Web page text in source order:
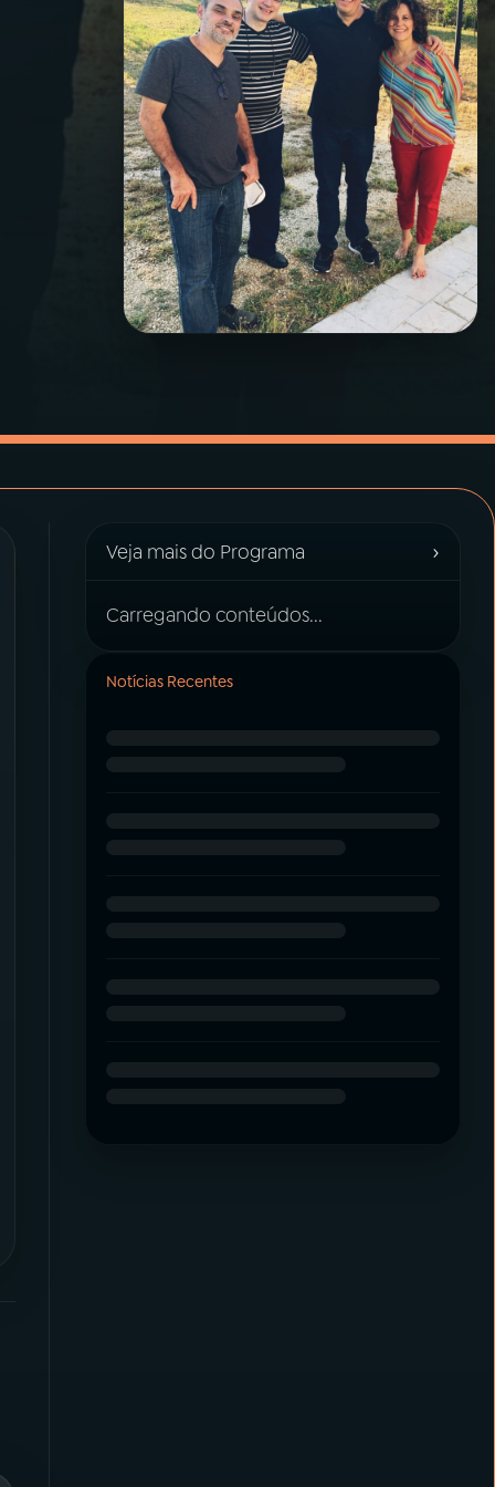
Veja mais do Programa ›
Carregando conteúdos...
Notícias Recentes